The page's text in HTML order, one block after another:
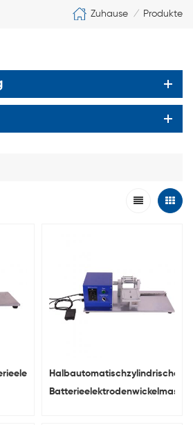
Zuhause / Produkte
Halbautomatischzylindrische